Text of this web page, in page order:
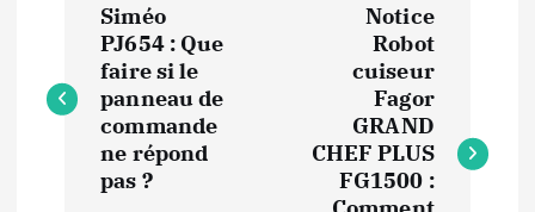
v
Siméo
PJ654 : Que
faire si le
panneau de
commande
ne répond
pas ?
Notice
Robot
cuiseur
Fagor
GRAND
CHEF PLUS
FG1500 :